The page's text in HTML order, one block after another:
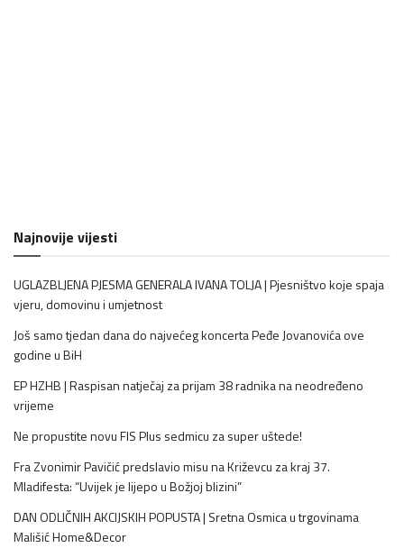
Najnovije vijesti
UGLAZBLJENA PJESMA GENERALA IVANA TOLJA | Pjesništvo koje spaja
vjeru, domovinu i umjetnost
Još samo tjedan dana do najvećeg koncerta Peđe Jovanovića ove
godine u BiH
EP HZHB | Raspisan natječaj za prijam 38 radnika na neodređeno
vrijeme
Ne propustite novu FIS Plus sedmicu za super uštede!
Fra Zvonimir Pavičić predslavio misu na Križevcu za kraj 37.
Mladifesta: “Uvijek je lijepo u Božjoj blizini”
DAN ODLIČNIH AKCIJSKIH POPUSTA | Sretna Osmica u trgovinama
Mališić Home&Decor